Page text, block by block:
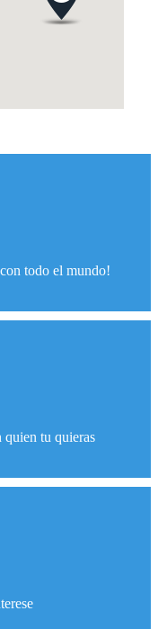
todo el mundo!
quien tu quieras